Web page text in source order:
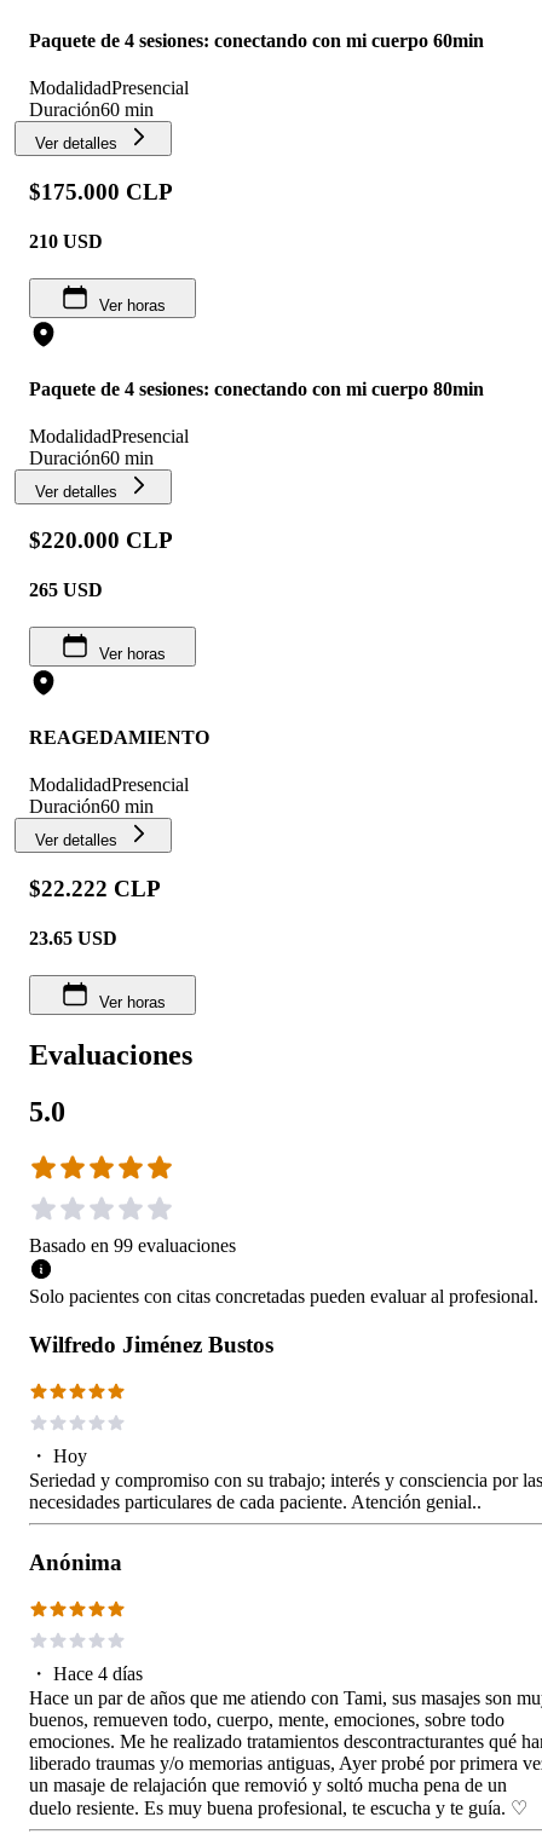
Paquete de 4 sesiones: conectando con mi cuerpo 60min
ModalidadPresencial
Duración60 min
Ver detalles
$175.000 CLP
210 USD
Ver horas
Paquete de 4 sesiones: conectando con mi cuerpo 80min
ModalidadPresencial
Duración60 min
Ver detalles
$220.000 CLP
265 USD
Ver horas
REAGEDAMIENTO
ModalidadPresencial
Duración60 min
Ver detalles
$22.222 CLP
23.65 USD
Ver horas
Evaluaciones
5.0
Basado en 99 evaluaciones
Solo pacientes con citas concretadas pueden evaluar al profesional.
Wilfredo Jiménez Bustos
・ Hoy
Seriedad y compromiso con su trabajo; interés y consciencia por las
necesidades particulares de cada paciente. Atención genial..
Anónima
・ Hace 4 días
Hace un par de años que me atiendo con Tami, sus masajes son
buenos, remueven todo, cuerpo, mente, emociones, sobre todo
emociones. Me he realizado tratamientos descontracturantes qué
liberado traumas y/o memorias antiguas, Ayer probé por primera
un masaje de relajación que removió y soltó mucha pena de un
duelo resiente. Es muy buena profesional, te escucha y te guía. ♡